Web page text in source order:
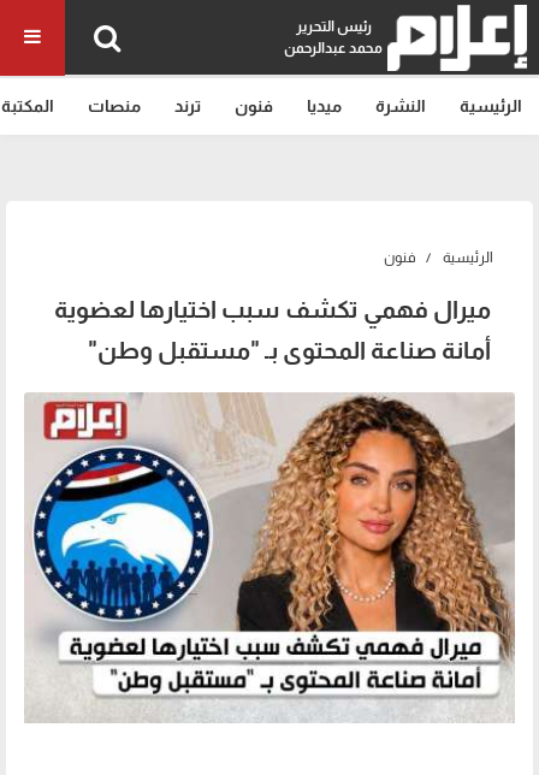
رئيس التحرير
محمد عبدالرحمن
الرئيسية النشرة ميديا فنون ترند منصات المكتبة
الرئيسية فنون
ميرال فهمي تكشف سبب اختيارها لعضوية
أمانة صناعة المحتوى بـ "مستقبل وطن"